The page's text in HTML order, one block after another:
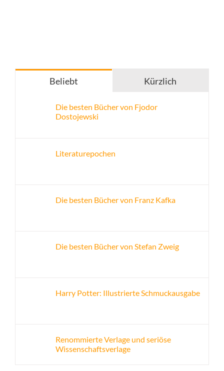
Beliebt Kürzlich
Die besten Bücher von Fjodor
Dostojewski
Literaturepochen
Die besten Bücher von Franz Kafka
Die besten Bücher von Stefan Zweig
Harry Potter: Illustrierte Schmuckausgabe
Renommierte Verlage und seriöse
Wissenschaftsverlage